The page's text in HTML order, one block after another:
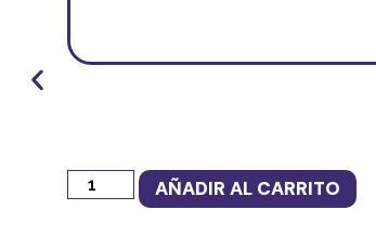
AÑADIR AL CARRITO